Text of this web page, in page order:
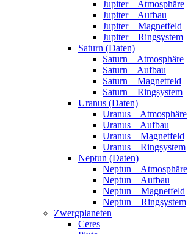
Jupiter – Atmosphäre
Jupiter – Aufbau
Jupiter – Magnetfeld
Jupiter – Ringsystem
Saturn (Daten)
Saturn – Atmosphäre
Saturn – Aufbau
Saturn – Magnetfeld
Saturn – Ringsystem
Uranus (Daten)
Uranus – Atmosphäre
Uranus – Aufbau
Uranus – Magnetfeld
Uranus – Ringsystem
Neptun (Daten)
Neptun – Atmosphäre
Neptun – Aufbau
Neptun – Magnetfeld
Neptun – Ringsystem
Zwergplaneten
Ceres